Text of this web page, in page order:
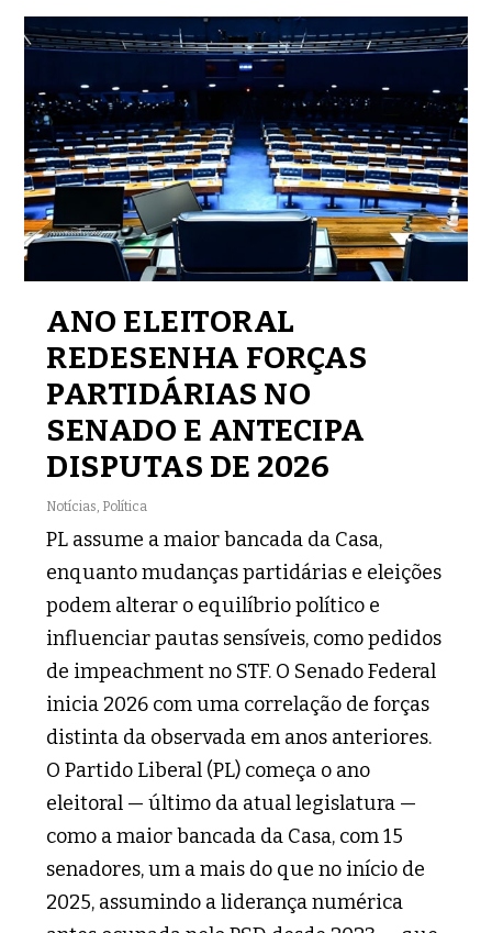
ANO ELEITORAL
REDESENHA FORÇAS
PARTIDÁRIAS NO
SENADO E ANTECIPA
DISPUTAS DE 2026
Notícias, Política
PL assume a maior bancada da Casa,
enquanto mudanças partidárias e eleições
podem alterar o equilíbrio político e
influenciar pautas sensíveis, como pedidos
de impeachment no STF. O Senado Federal
inicia 2026 com uma correlação de forças
distinta da observada em anos anteriores.
O Partido Liberal (PL) começa o ano
eleitoral — último da atual legislatura —
como a maior bancada da Casa, com 15
senadores, um a mais do que no início de
2025, assumindo a liderança numérica